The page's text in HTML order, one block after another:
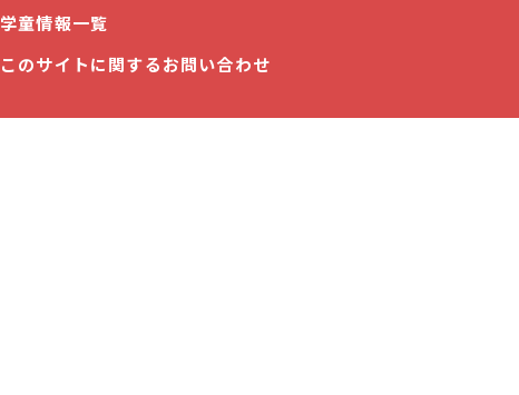
学童情報一覧
このサイトに関するお問い合わせ